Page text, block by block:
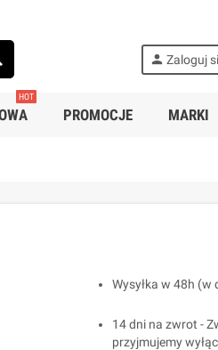
person Zaloguj
HOT
PROMOCJE MARKI
Wysyłka w 48h (w
14 dni na zwrot -
przyjmujemy